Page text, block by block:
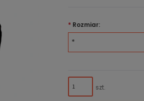
* Rozmiar:
szt.